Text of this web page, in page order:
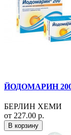
ЙОДОМАРИН
БЕРЛИН ХЕМИ
от 227.00 р.
В корзину